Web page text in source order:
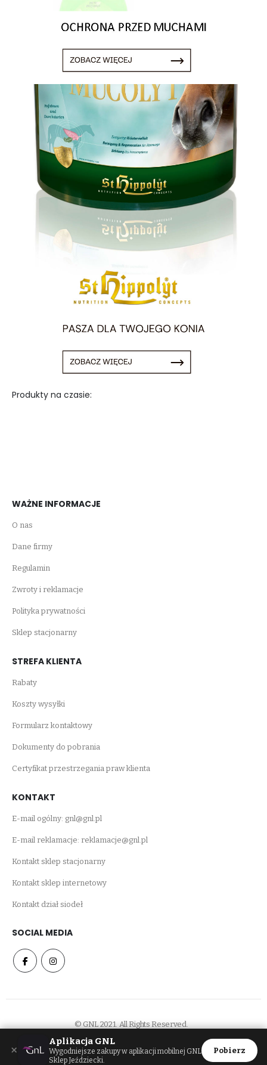
Produkty na czasie:
WAŻNE INFORMACJE
O nas
Dane firmy
Regulamin
Zwroty i reklamacje
Polityka prywatności
Sklep stacjonarny
STREFA KLIENTA
Rabaty
Koszty wysyłki
Formularz kontaktowy
Dokumenty do pobrania
Certyfikat przestrzegania praw klienta
KONTAKT
E-mail ogólny: gnl@gnl.pl
E-mail reklamacje: reklamacje@gnl.pl
Kontakt sklep stacjonarny
Kontakt sklep internetowy
Kontakt dział siodeł
SOCIAL MEDIA
© GNL 2021. All Rights Reserved.
×
Aplikacja GNL
Wygodniejsze zakupy w aplikacji mobilnej GNL
Sklep Jeździecki.
Pobierz